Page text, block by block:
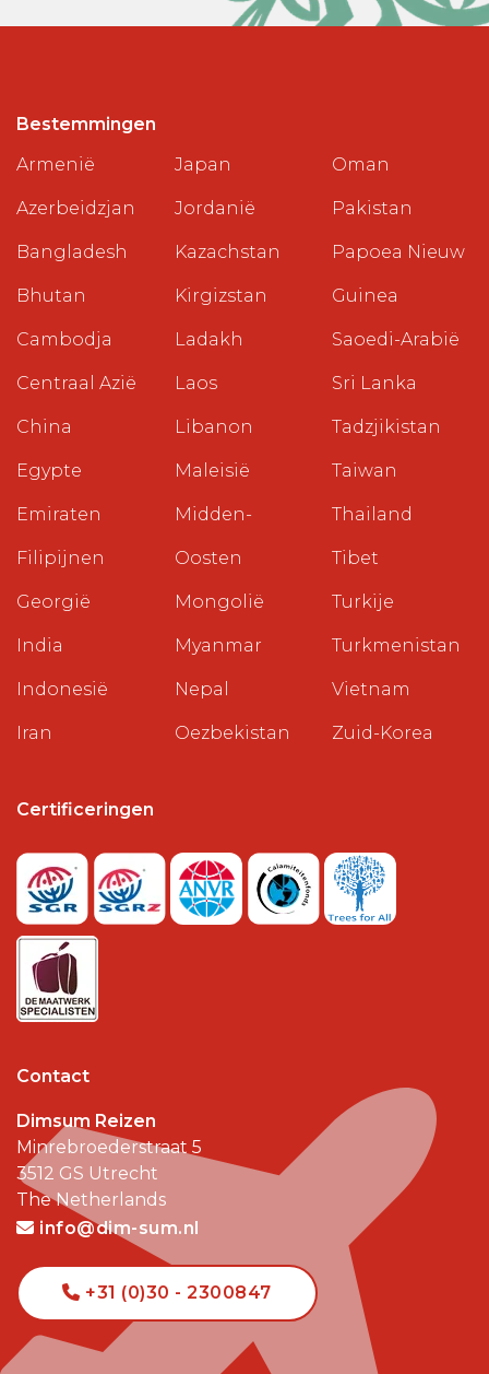
Bestemmingen
Armenië
Azerbeidzjan
Bangladesh
Bhutan
Cambodja
Centraal Azië
China
Egypte
Emiraten
Filipijnen
Georgië
India
Indonesië
Iran
Japan
Jordanië
Kazachstan
Kirgizstan
Ladakh
Laos
Libanon
Maleisië
Midden-
Oosten
Mongolië
Myanmar
Nepal
Oezbekistan
Oman
Pakistan
Papoea Nieuw
Guinea
Saoedi-Arabië
Sri Lanka
Tadzjikistan
Taiwan
Thailand
Tibet
Turkije
Turkmenistan
Vietnam
Zuid-Korea
Certificeringen
Contact
Dimsum Reizen
Minrebroederstraat 5
3512 GS Utrecht
The Netherlands
info@dim-sum.nl
+31 (0)30 - 2300847